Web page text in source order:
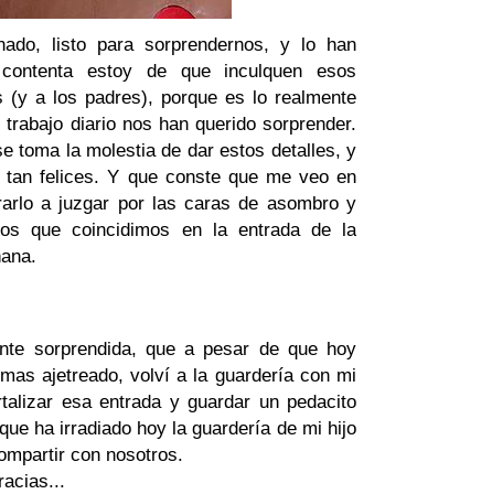
listo para sorprendernos, y lo han
estoy de que inculquen esos
(y a los padres), porque es lo realmente
diario nos han querido sorprender.
toma la molestia de dar estos detalles, y
tan felices. Y que conste que me veo en
a juzgar por las caras de asombro y
que coincidimos en la entrada de la
sorprendida, que a pesar de que hoy
ajetreado, volví a la guardería con mi
esa entrada y guardar un pedacito
ha irradiado hoy la guardería de mi hijo
con nosotros.